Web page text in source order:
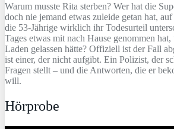
Warum musste Rita sterben? Wer hat die
doch nie jemand etwas zuleide getan hat,
die 53-Jährige wirklich ihr Todesurteil
Tages etwas mit nach Hause genommen hat,
Laden gelassen hätte? Offiziell ist der Fall
ist einer, der nicht aufgibt. Ein Polizist, der
Fragen stellt – und die Antworten, die er
will.
Hörprobe